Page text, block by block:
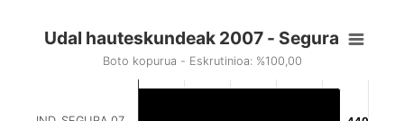
Udal hauteskundeak 2007 - Segura
Boto kopurua - Eskrutinioa: %100,00